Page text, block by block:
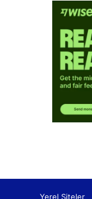
Yerel Siteler